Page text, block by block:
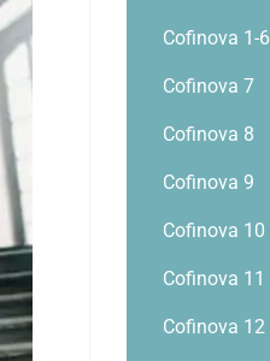
Cofinova 1-6
Cofinova 7
Cofinova 8
Cofinova 9
Cofinova 10
Cofinova 11
Cofinova 12